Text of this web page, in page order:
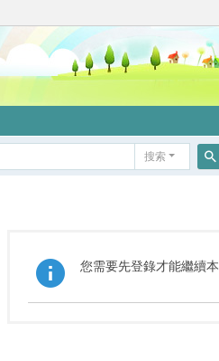
搜索
您需要先登錄才能繼續